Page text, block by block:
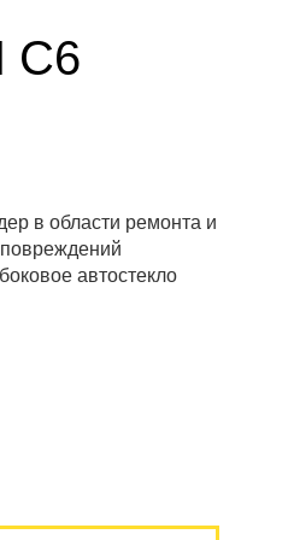
в области ремонта и
автостекло